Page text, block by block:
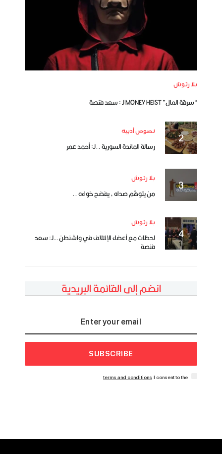
بلا رتوش
“سرقة المال” MONEY HEIST لـ : سعد فنصة
نصوص أدبية
رسالة المائدة السورية ..لـ: أحمد عمر
بلا رتوش
من يتوهّم صداه ، يفضح خواءه ..
بلا رتوش
لحظات مع أعضاء الإئتلاف في واشنطن …لـ: سعد
فنصة
انضم إلى القائمة البريدية
SUBSCRIBE
I consent to the
terms and conditions